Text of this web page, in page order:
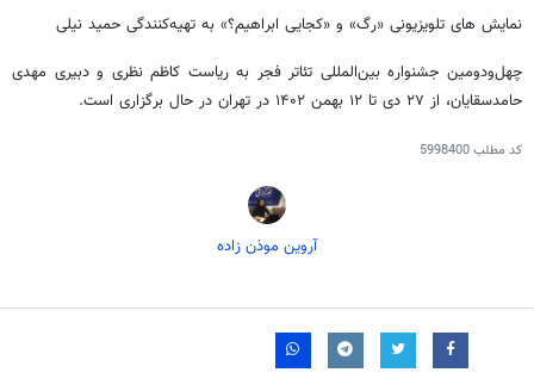
نمایش های تلویزیونی «رگ» و «کجایی ابراهیم؟» به تهیه‌کنندگی حمید نیلی
چهل‌ودومین جشنواره بین‌المللی تئاتر فجر به ریاست کاظم نظری و دبیری مهدی
حامدسقایان، از ۲۷ دی تا ۱۲ بهمن ۱۴۰۲ در تهران در حال برگزاری است.
کد مطلب5998400
آروین موذن زاده